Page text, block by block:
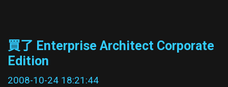
上
VP-
買了 Enterprise Architect Corporate
Edition
2008-10-24 18:21:44